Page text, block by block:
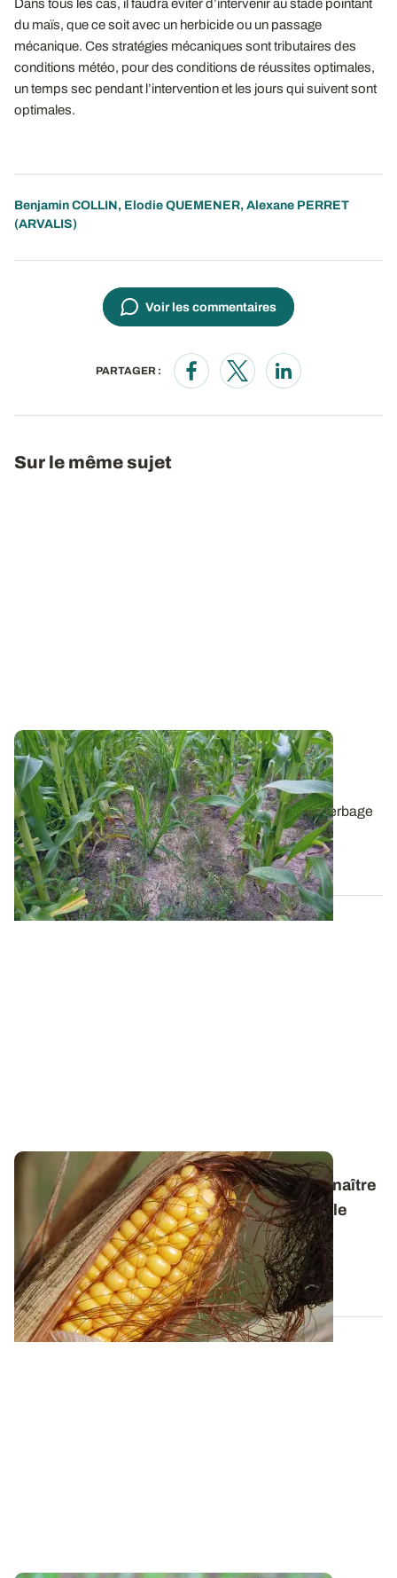
Dans tous les cas, il faudra éviter d’intervenir au stade pointant
du maïs, que ce soit avec un herbicide ou un passage
mécanique. Ces stratégies mécaniques sont tributaires des
conditions météo, pour des conditions de réussites optimales,
un temps sec pendant l’intervention et les jours qui suivent sont
optimales.
Benjamin COLLIN, Elodie QUEMENER, Alexane PERRET
(ARVALIS)
Voir les commentaires
PARTAGER :
Opens in a new window
Opens in a new window
Opens in a new
Sur le même sujet
Stratégies de désherbage du maïs : nos
préconisations pour 2026
Dans une approche globale, les stratégies de désherbage
sur maïs sont à adapter au cas par...
12 MARS 2026
De la levée à la maturité complète - Reconnaître
les stades du maïs tout au long de son cycle
Retrouvez, dans une plaquette illustrée, les clés de
détermination des différents stades...
23 JUIN 2022